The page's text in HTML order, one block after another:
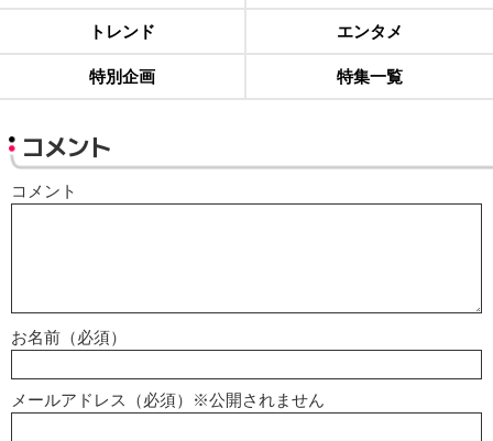
トレンド エンタメ
特別企画 特集一覧
コメント
コメント
お名前（必須）
メールアドレス（必須）※公開されません